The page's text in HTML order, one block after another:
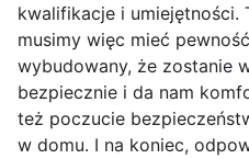
kwalifikacje i umiejętności.
musimy więc mieć
wybudowany, że zostanie
bezpiecznie i da nam
też poczucie
w domu. I na koniec,